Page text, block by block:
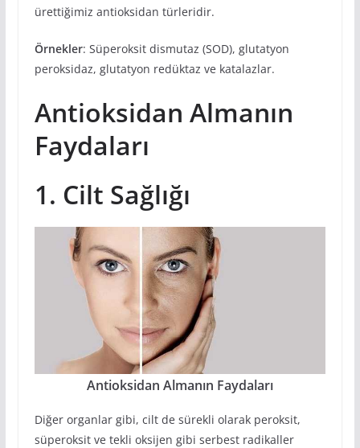
ürettiğimiz antioksidan türleridir.
Örnekler: Süperoksit dismutaz (SOD), glutatyon
peroksidaz, glutatyon redüktaz ve katalazlar.
Antioksidan Almanın
Faydaları
1. Cilt Sağlığı
Antioksidan Almanın Faydaları
Diğer organlar gibi, cilt de sürekli olarak peroksit,
süperoksit ve tekli oksijen gibi serbest radikaller